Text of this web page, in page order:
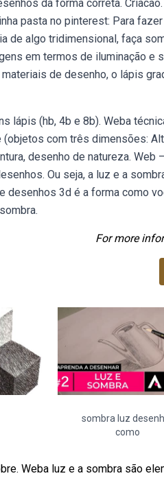
da forma correta.
pasta no pinterest: Para
de algo tridimensional, faça
em termos de iluminação e
de desenho, o lápis
lápis (hb, 4b e 8b). Weba
com três dimensões:
desenho de natureza.
Ou seja, a luz e a
desenhos 3d é a forma como
For more
sombra luz
como
Weba luz e a sombra são